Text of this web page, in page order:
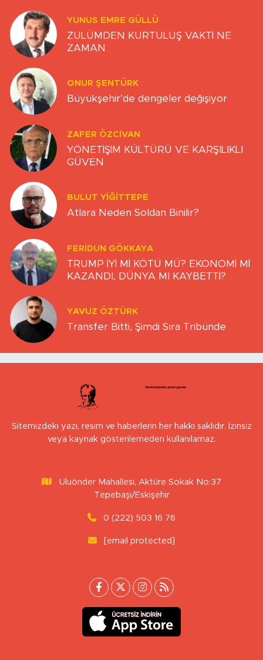
YUNUS EMRE GÜLLÜ
ZULÜMDEN KURTULUŞ VAKTİ NE
ZAMAN
ONUR ŞENTÜRK
Büyükşehir’de dengeler değişiyor
ZAFER ÖZCIVAN
YÖNETİŞİM KÜLTÜRÜ VE KARŞILIKLI
GÜVEN
BULUT YİĞİTTEPE
Atlara Neden Soldan Binilir?
FERIDUN GÖKKAYA
TRUMP İYİ Mİ KÖTÜ MÜ? EKONOMİ Mİ
KAZANDI, DÜNYA MI KAYBETTİ?
YAVUZ ÖZTÜRK
Transfer Bitti, Şimdi Sıra Tribünde
Sitemizdeki yazı, resim ve haberlerin her hakkı saklıdır. İzinsiz
veya kaynak gösterilemeden kullanılamaz.
Uluönder Mahallesi, Aktüre Sokak No:37
Tepebaşı/Eskişehir
0 (222) 503 16 76
[email protected]